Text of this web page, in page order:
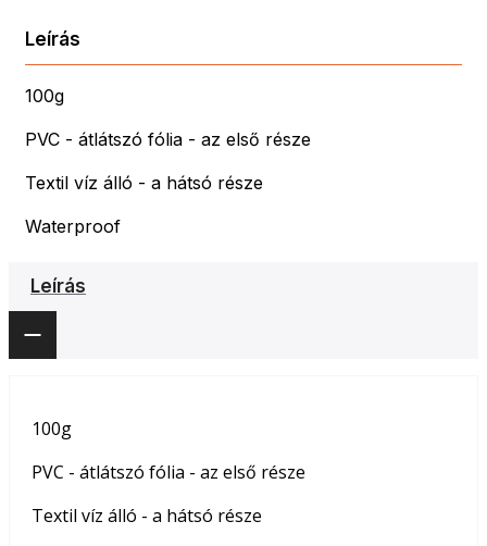
Leírás
100g
PVC - átlátszó fólia - az első része
Textil víz álló - a hátsó része
Waterproof
Leírás
100g
PVC - átlátszó fólia - az első része
Textil víz álló - a hátsó része